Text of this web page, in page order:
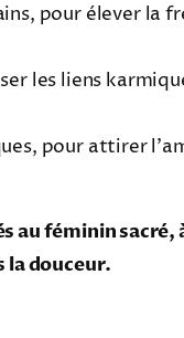
pour élever la
les liens
pour attirer
au féminin sacré,
la douceur.